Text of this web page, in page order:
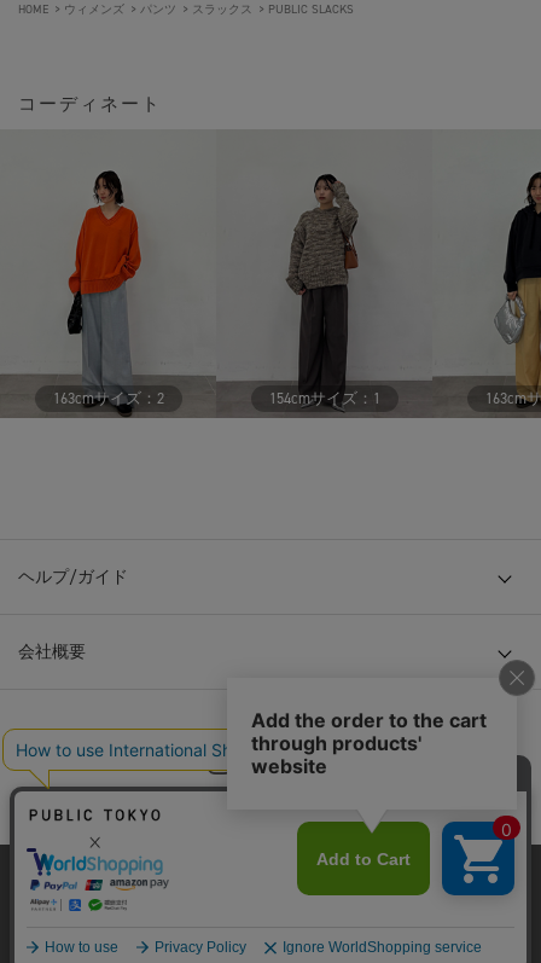
HOME > ウィメンズ > パンツ > スラックス > PUBLIC SLACKS
コーディネート
163cmサイズ： 2 154cmサイズ： 1 163cm
ヘルプ/ガイド
会社概要
当サイトはクッキー(cookie)を使用します。クッキーはサイト内
の一部の機能および、サイトの使用状況の分析からマーケティ
プライバシーポリシーはこちら